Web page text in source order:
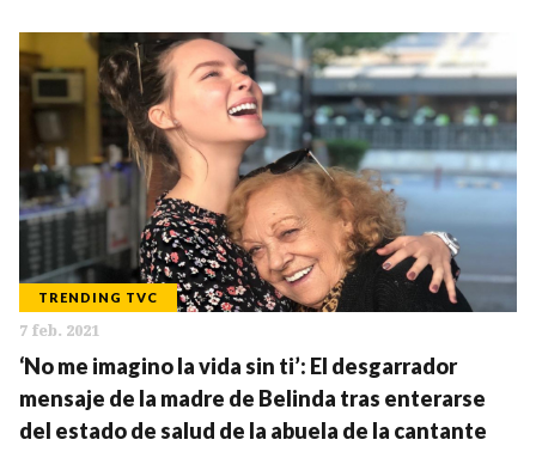
TRENDING TVC
7 feb. 2021
‘No me imagino la vida sin ti’: El desgarrador
mensaje de la madre de Belinda tras enterarse
del estado de salud de la abuela de la cantante